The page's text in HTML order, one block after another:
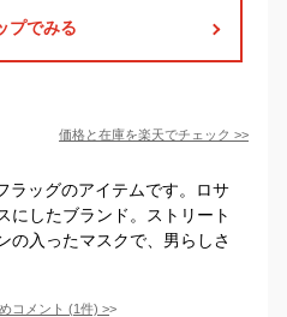
プでみる
価格と在庫を楽天でチェック >>
ラッグのアイテムです。ロサ
にしたブランド。ストリート
の入ったマスクで、男らしさ
コメント (1件) >